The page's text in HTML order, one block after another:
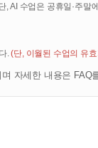
안 회원정보를 보관합
AI 수업은 공휴일·주
.(단, 이월된 수업의 유
자세한 내용은 FAQ